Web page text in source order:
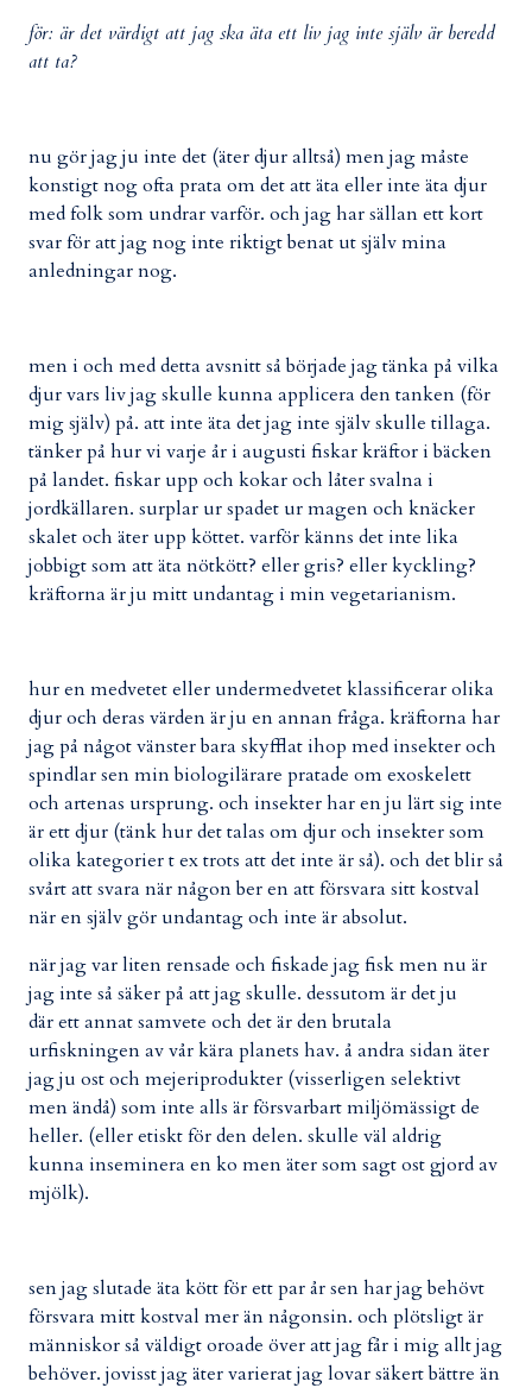
för: är det värdigt att jag ska äta ett liv jag inte själv är beredd
att ta?
nu gör jag ju inte det (äter djur alltså) men jag måste
konstigt nog ofta prata om det att äta eller inte äta djur
med folk som undrar varför. och jag har sällan ett kort
svar för att jag nog inte riktigt benat ut själv mina
anledningar nog.
men i och med detta avsnitt så började jag tänka på vilka
djur vars liv jag skulle kunna applicera den tanken (för
mig själv) på. att inte äta det jag inte själv skulle tillaga.
tänker på hur vi varje år i augusti fiskar kräftor i bäcken
på landet. fiskar upp och kokar och låter svalna i
jordkällaren. surplar ur spadet ur magen och knäcker
skalet och äter upp köttet. varför känns det inte lika
jobbigt som att äta nötkött? eller gris? eller kyckling?
kräftorna är ju mitt undantag i min vegetarianism.
hur en medvetet eller undermedvetet klassificerar olika
djur och deras värden är ju en annan fråga. kräftorna har
jag på något vänster bara skyfflat ihop med insekter och
spindlar sen min biologilärare pratade om exoskelett
och artenas ursprung. och insekter har en ju lärt sig inte
är ett djur (tänk hur det talas om djur och insekter som
olika kategorier t ex trots att det inte är så). och det blir så
svårt att svara när någon ber en att försvara sitt kostval
när en själv gör undantag och inte är absolut.
när jag var liten rensade och fiskade jag fisk men nu är
jag inte så säker på att jag skulle. dessutom är det ju
där ett annat samvete och det är den brutala
urfiskningen av vår kära planets hav. å andra sidan äter
jag ju ost och mejeriprodukter (visserligen selektivt
men ändå) som inte alls är försvarbart miljömässigt de
heller. (eller etiskt för den delen. skulle väl aldrig
kunna inseminera en ko men äter som sagt ost gjord av
mjölk).
sen jag slutade äta kött för ett par år sen har jag behövt
försvara mitt kostval mer än någonsin. och plötsligt är
människor så väldigt oroade över att jag får i mig allt jag
behöver. jovisst jag äter varierat jag lovar säkert bättre än